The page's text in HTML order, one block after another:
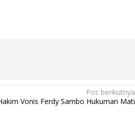
Pos berikutnya
Vonis Ferdy Sambo Hukuman Mati